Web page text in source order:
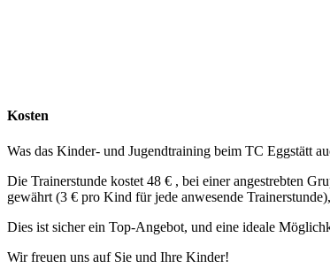
Kosten
Was das Kinder- und Jugendtraining beim TC Eggstätt
Die Trainerstunde kostet 48 € , bei einer angestrebten
gewährt (3 € pro Kind für jede anwesende
Dies ist sicher ein Top-Angebot, und eine ideale
Wir freuen uns auf Sie und Ihre Kinder!